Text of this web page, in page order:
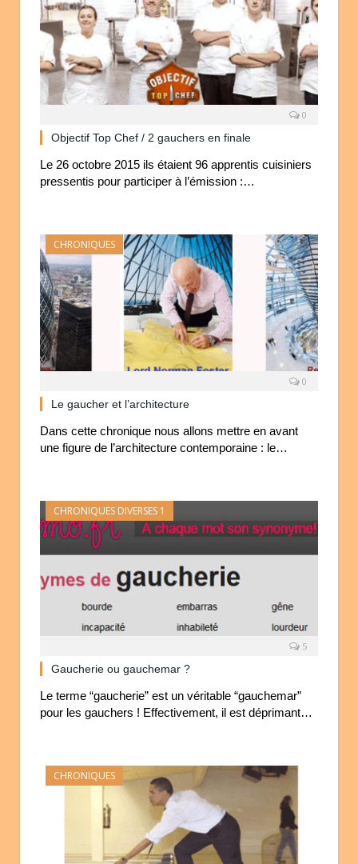
0
Objectif Top Chef / 2 gauchers en finale
Le 26 octobre 2015 ils étaient 96 apprentis cuisiniers
pressentis pour participer à l’émission :…
CHRONIQUES
0
Le gaucher et l’architecture
Dans cette chronique nous allons mettre en avant
une figure de l’architecture contemporaine : le…
CHRONIQUES DIVERSES 1
5
Gaucherie ou gauchemar ?
Le terme “gaucherie” est un véritable “gauchemar”
pour les gauchers ! Effectivement, il est déprimant…
CHRONIQUES